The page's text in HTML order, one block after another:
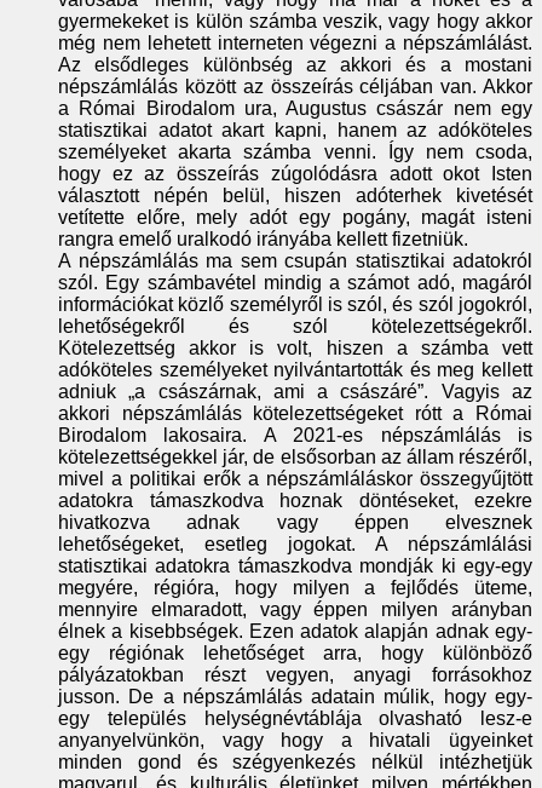
gyermekeket is külön számba veszik, vagy hogy akkor
még nem lehetett interneten végezni a népszámlálást.
Az elsődleges különbség az akkori és a mostani
népszámlálás között az összeírás céljában van. Akkor
a Római Birodalom ura, Augustus császár nem egy
statisztikai adatot akart kapni, hanem az adóköteles
személyeket akarta számba venni. Így nem csoda,
hogy ez az összeírás zúgolódásra adott okot Isten
választott népén belül, hiszen adóterhek kivetését
vetítette előre, mely adót egy pogány, magát isteni
rangra emelő uralkodó irányába kellett fizetniük.
A népszámlálás ma sem csupán statisztikai adatokról
szól. Egy számbavétel mindig a számot adó, magáról
információkat közlő személyről is szól, és szól jogokról,
lehetőségekről és szól kötelezettségekről.
Kötelezettség akkor is volt, hiszen a számba vett
adóköteles személyeket nyilvántartották és meg kellett
adniuk „a császárnak, ami a császáré”. Vagyis az
akkori népszámlálás kötelezettségeket rótt a Római
Birodalom lakosaira. A 2021-es népszámlálás is
kötelezettségekkel jár, de elsősorban az állam részéről,
mivel a politikai erők a népszámláláskor összegyűjtött
adatokra támaszkodva hoznak döntéseket, ezekre
hivatkozva adnak vagy éppen elvesznek
lehetőségeket, esetleg jogokat. A népszámlálási
statisztikai adatokra támaszkodva mondják ki egy-egy
megyére, régióra, hogy milyen a fejlődés üteme,
mennyire elmaradott, vagy éppen milyen arányban
élnek a kisebbségek. Ezen adatok alapján adnak egy-
egy régiónak lehetőséget arra, hogy különböző
pályázatokban részt vegyen, anyagi forrásokhoz
jusson. De a népszámlálás adatain múlik, hogy egy-
egy település helységnévtáblája olvasható lesz-e
anyanyelvünkön, vagy hogy a hivatali ügyeinket
minden gond és szégyenkezés nélkül intézhetjük